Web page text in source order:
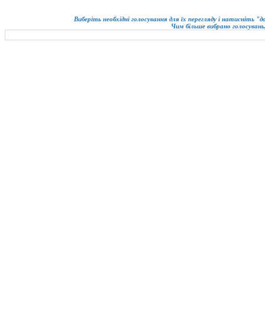
Виберіть необхідні голосування для їх перегляду і натисніть
Чим більше вибрано